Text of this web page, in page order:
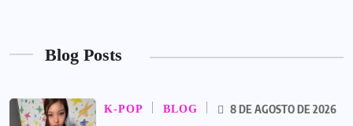
Blog Posts
K-POP BLOG
8 DE AGOSTO DE 2026